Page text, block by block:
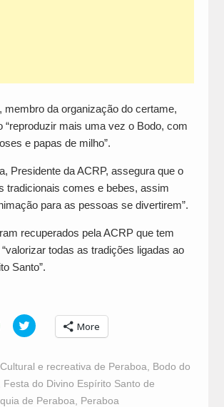
membro da organização do certame,
“reproduzir mais uma vez o Bodo, com
e papas de milho”.
Presidente da ACRP, assegura que o
tradicionais comes e bebes, assim
para as pessoas se divertirem”.
recuperados pela ACRP que tem
todas as tradições ligadas ao
Santo”.
WhatsApp
Click
to
Twitter
(Opens
in
new
window)
More
e recreativa de Peraboa
Bodo do
Festa do Divino Espírito Santo de
de Peraboa Peraboa